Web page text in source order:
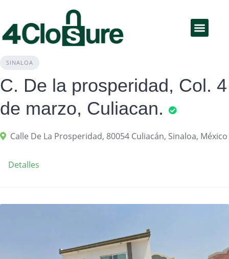
SINALOA
C. De la prosperidad, Col. 4
de marzo, Culiacan.
Calle De La Prosperidad, 80054 Culiacán, Sinaloa, México
Detalles